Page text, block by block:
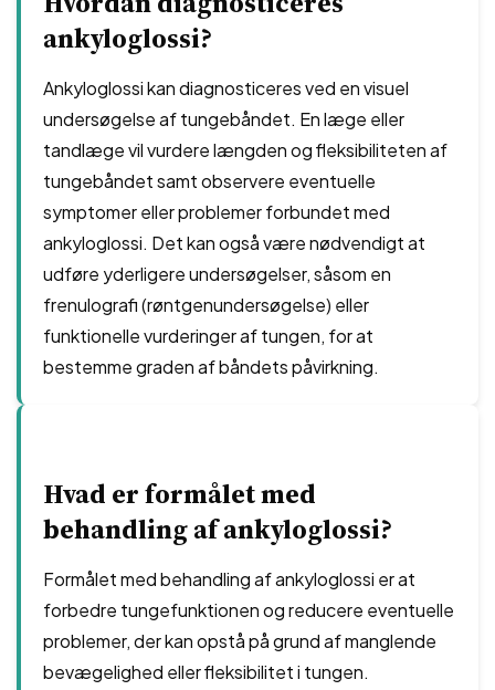
ankyloglossi?
Ankyloglossi kan diagnosticeres ved en visuel
undersøgelse af tungebåndet. En læge eller
tandlæge vil vurdere længden og fleksibiliteten af ​​
tungebåndet samt observere eventuelle
symptomer eller problemer forbundet med
ankyloglossi. Det kan også være nødvendigt at
udføre yderligere undersøgelser, såsom en
frenulografi (røntgenundersøgelse) eller
funktionelle vurderinger af tungen, for at
bestemme graden af ​​båndets påvirkning.
Hvad er formålet med
behandling af ankyloglossi?
Formålet med behandling af ankyloglossi er at
forbedre tungefunktionen og reducere eventuelle
problemer, der kan opstå på grund af manglende
bevægelighed eller fleksibilitet i tungen.